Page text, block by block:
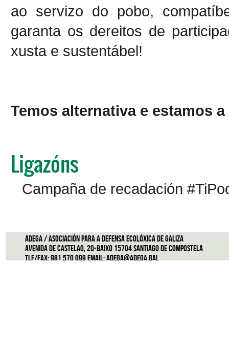
ao servizo do pobo,
garanta os dereitos de
xusta e sustentábel!
Temos alternativa e estamos
Ligazóns
Campaña de recadación
ADEGA / Asociación para a defensa ecolóxica de Galiza
Avenida de Castelao, 20-Baixo 15704 Santiago de Compostela
Tlf/Fax: 981 570 099 Email:adega@adega.gal